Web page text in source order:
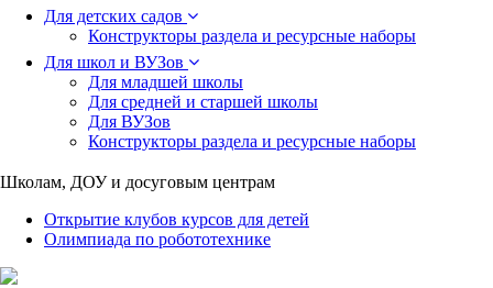
Для детских садов
Конструкторы раздела и ресурсные наборы
Для школ и ВУЗов
Для младшей школы
Для средней и старшей школы
Для ВУЗов
Конструкторы раздела и ресурсные наборы
Школам, ДОУ и досуговым центрам
Открытие клубов курсов для детей
Олимпиада по робототехнике